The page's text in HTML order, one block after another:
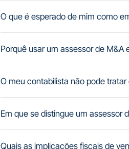
O que é esperado de mim como
Porquê usar um assessor de
O meu contabilista não pode tratar
Em que se distingue um assessor
Quais as implicações fiscais de